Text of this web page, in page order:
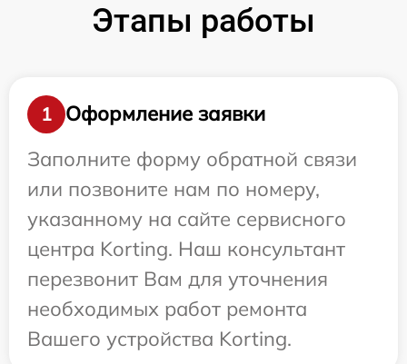
Этапы работы
1
Оформление заявки
Заполните форму обратной связи
или позвоните нам по номеру,
указанному на сайте сервисного
центра Korting. Наш консультант
перезвонит Вам для уточнения
необходимых работ ремонта
Вашего устройства Korting.